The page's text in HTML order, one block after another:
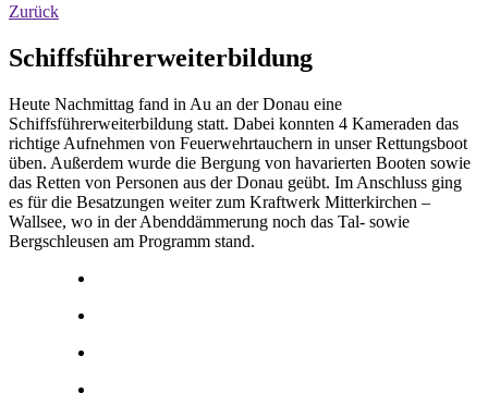
Zurück
Schiffsführerweiterbildung
Heute Nachmittag fand in Au an der Donau eine
Schiffsführerweiterbildung statt. Dabei konnten 4 Kameraden das
richtige Aufnehmen von Feuerwehrtauchern in unser Rettungsboot
üben. Außerdem wurde die Bergung von havarierten Booten sowie
das Retten von Personen aus der Donau geübt. Im Anschluss ging
es für die Besatzungen weiter zum Kraftwerk Mitterkirchen –
Wallsee, wo in der Abenddämmerung noch das Tal- sowie
Bergschleusen am Programm stand.